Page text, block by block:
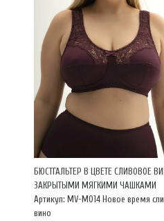
БЮСТГАЛЬТЕР В ЦВЕТЕ СЛИВОВОЕ
ЗАКРЫТЫМИ МЯГКИМИ ЧАШКАМИ
Артикул: MV-М014 Новое время
вино